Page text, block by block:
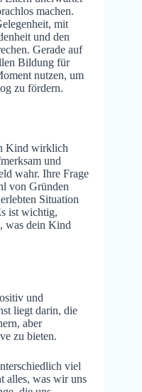
machen.
mit
und den
Gerade auf
Bildung für
nutzen, um
zu fördern.
Kind wirklich
und
wahr. Ihre Frage
von Gründen
Situation
ist wichtig,
was dein Kind
und
liegt darin, die
aber
zu bieten.
viel
alles, was wir uns